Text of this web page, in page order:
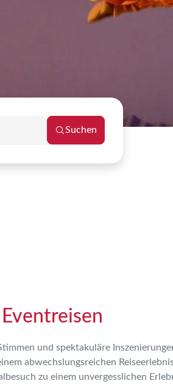
Suchen
und spektakuläre
abwechslungsreichen
zu einem unvergesslichen